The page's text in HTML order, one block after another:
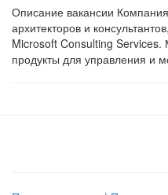
Описание вакансии
архитекторов и
Microsoft Consulting
продукты для управления и